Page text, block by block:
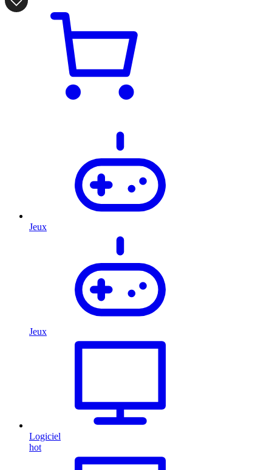
Jeux
Jeux
Logiciel
hot